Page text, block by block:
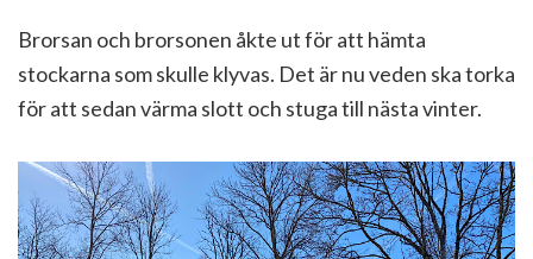
Brorsan och brorsonen åkte ut för att hämta
stockarna som skulle klyvas. Det är nu veden ska torka
för att sedan värma slott och stuga till nästa vinter.